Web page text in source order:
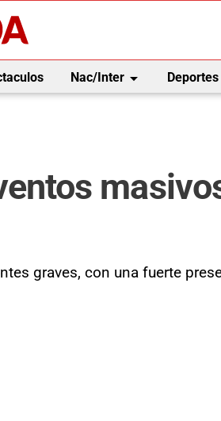
Nac/Interarrow_drop_down Deportes
graves, con una fuerte